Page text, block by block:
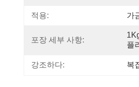
적용: 가
포장 세부 사항:
플
강조하다: 복